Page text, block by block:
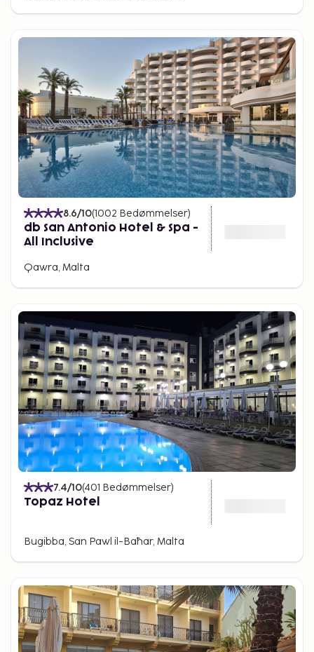
8.6/10(1002 Bedømmelser)
db San Antonio Hotel & Spa -
All Inclusive
Qawra, Malta
7.4/10(401 Bedømmelser)
Topaz Hotel
Bugibba, San Pawl il-Baħar, Malta